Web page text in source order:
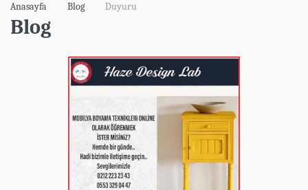
Anasayfa Blog Duyuru
Blog